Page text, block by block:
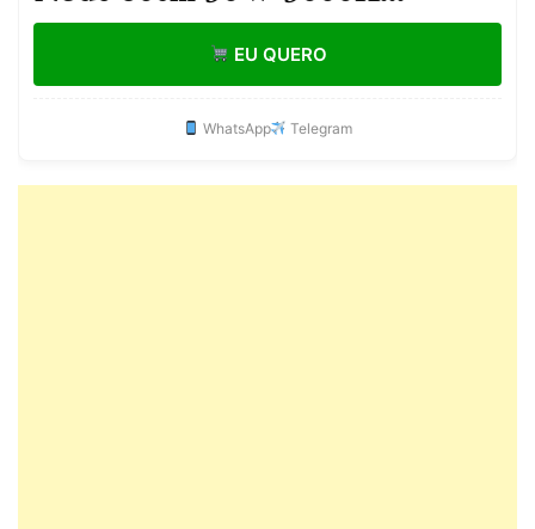
Dourado Bivolt
EU QUERO
WhatsApp Telegram